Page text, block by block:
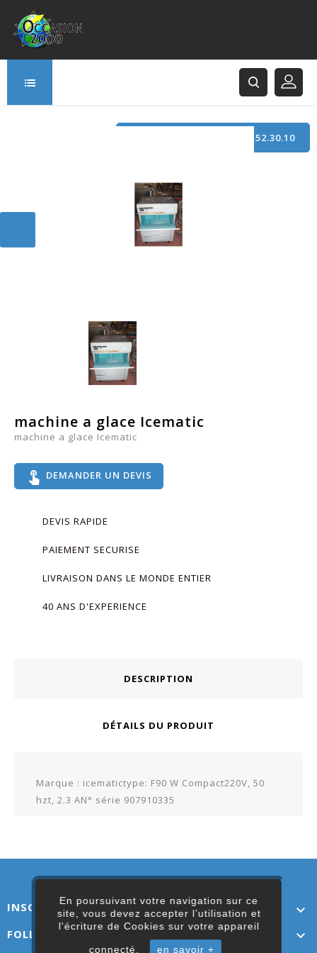
En poursuivant votre navigation sur ce
site, vous devez accepter l’utilisation et
l'écriture de Cookies sur votre appareil
connecté. en savoir +
TÉLÉPHONE : +33 (0)3.21.52.30.10
62120 Saint-Hilaire-Cottes
machine a glace Icematic
machine a glace Icematic
touch_app DEMANDER UN DEVIS
DEVIS RAPIDE
PAIEMENT SECURISE
LIVRAISON DANS LE MONDE ENTIER
40 ANS D'EXPERIENCE
DESCRIPTION
DÉTAILS DU PRODUIT
Marque : icematictype: F90 W Compact220V, 50
hzt, 2.3 AN° série 907910335
INSCRIVEZ-VOUS ICI 
FOLLOW US 